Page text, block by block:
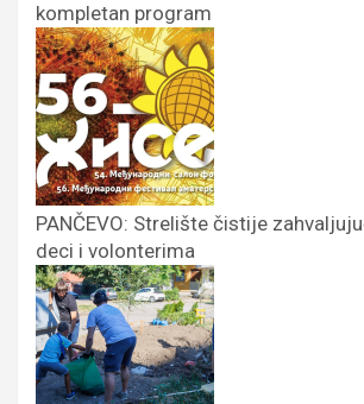
kompletan program
PANČEVO: Strelište čistije
deci i volonterima